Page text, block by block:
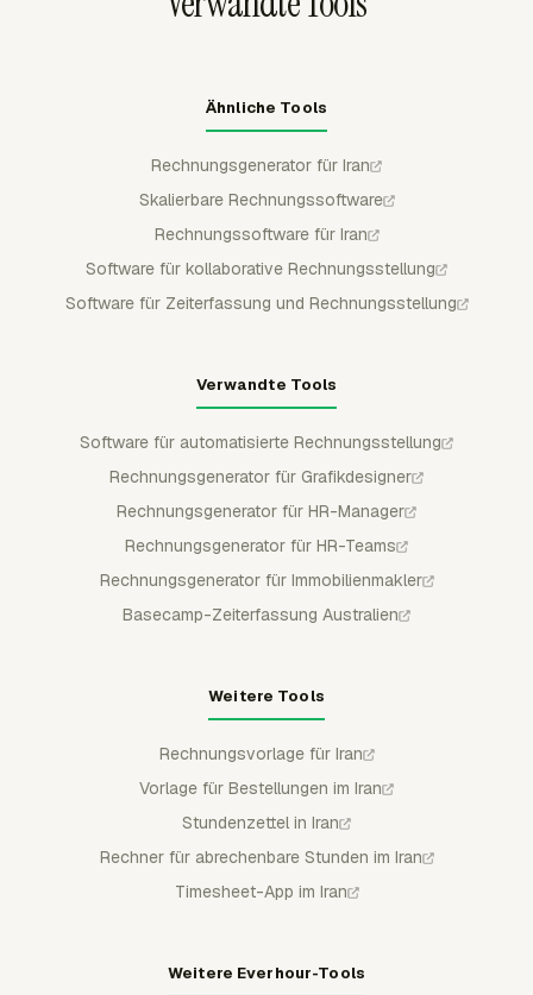
Ähnliche Tools
Rechnungsgenerator für Iran
Skalierbare Rechnungssoftware
Rechnungssoftware für Iran
Software für kollaborative Rechnungsstellung
Software für Zeiterfassung und Rechnungsstellung
Verwandte Tools
Software für automatisierte Rechnungsstellung
Rechnungsgenerator für Grafikdesigner
Rechnungsgenerator für HR-Manager
Rechnungsgenerator für HR-Teams
Rechnungsgenerator für Immobilienmakler
Basecamp-Zeiterfassung Australien
Weitere Tools
Rechnungsvorlage für Iran
Vorlage für Bestellungen im Iran
Stundenzettel in Iran
Rechner für abrechenbare Stunden im Iran
Timesheet-App im Iran
Weitere Everhour-Tools